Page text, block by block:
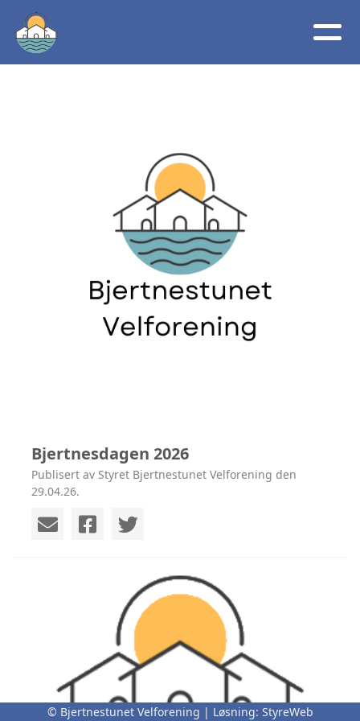
Bjertnesdagen 2026
Publisert av Styret Bjertnestunet Velforening den
29.04.26.
© Bjertnestunet Velforening | Løsning: StyreWeb